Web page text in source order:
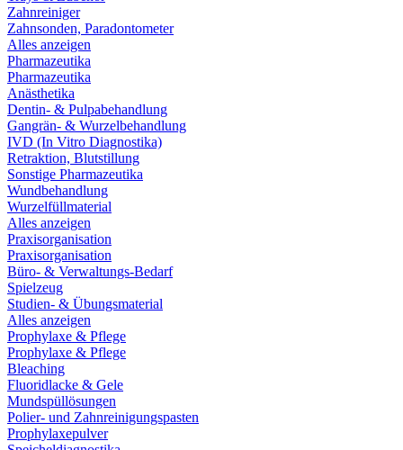
Zahnreiniger
Zahnsonden, Paradontometer
Alles anzeigen
Pharmazeutika
Pharmazeutika
Anästhetika
Dentin- & Pulpabehandlung
Gangrän- & Wurzelbehandlung
IVD (In Vitro Diagnostika)
Retraktion, Blutstillung
Sonstige Pharmazeutika
Wundbehandlung
Wurzelfüllmaterial
Alles anzeigen
Praxisorganisation
Praxisorganisation
Büro- & Verwaltungs-Bedarf
Spielzeug
Studien- & Übungsmaterial
Alles anzeigen
Prophylaxe & Pflege
Prophylaxe & Pflege
Bleaching
Fluoridlacke & Gele
Mundspüllösungen
Polier- und Zahnreinigungspasten
Prophylaxepulver